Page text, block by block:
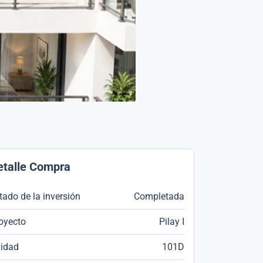
Compra
de la inversión Completada
Pilay I
101D